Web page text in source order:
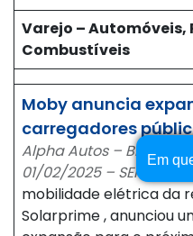
Em
Varejo – Automóveis,
Combustíveis
Moby anuncia
carregadores
Alpha Autos – Blog –
01/02/2025 – SERGIO
mobilidade elétrica da
Solarprime , anunciou